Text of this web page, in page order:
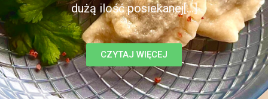
dużą ilość posiekanej[...]
CZYTAJ WIĘCEJ